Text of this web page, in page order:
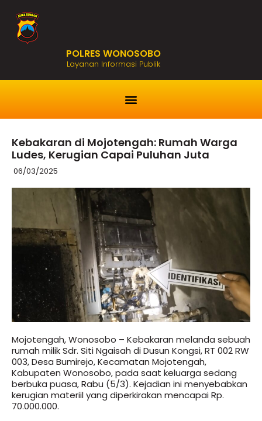
POLRES WONOSOBO
Layanan Informasi Publik
Kebakaran di Mojotengah: Rumah Warga
Ludes, Kerugian Capai Puluhan Juta
06/03/2025
Mojotengah, Wonosobo – Kebakaran melanda sebuah
rumah milik Sdr. Siti Ngaisah di Dusun Kongsi, RT 002 RW
003, Desa Bumirejo, Kecamatan Mojotengah,
Kabupaten Wonosobo, pada saat keluarga sedang
berbuka puasa, Rabu (5/3). Kejadian ini menyebabkan
kerugian materiil yang diperkirakan mencapai Rp.
70.000.000.